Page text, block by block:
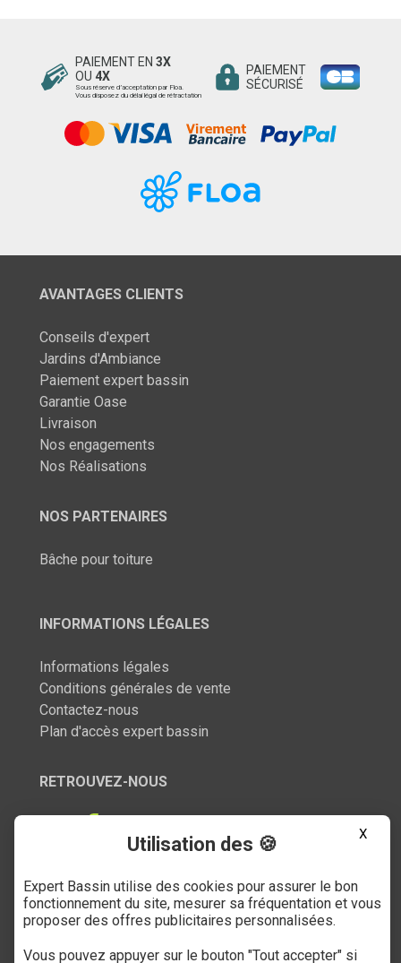
PAIEMENT EN 3X
OU 4X
Sous réserve d’acceptation par Floa.
Vous disposez du délai légal de rétractation
PAIEMENT
SÉCURISÉ
AVANTAGES CLIENTS
Conseils d'expert
Jardins d'Ambiance
Paiement expert bassin
Garantie Oase
Livraison
Nos engagements
Nos Réalisations
NOS PARTENAIRES
Bâche pour toiture
INFORMATIONS LÉGALES
Informations légales
Conditions générales de vente
Contactez-nous
Plan d'accès expert bassin
RETROUVEZ-NOUS
SERVICE CLIENT
03 27 89 21 52
X
Utilisation des 🍪
Expert Bassin utilise des cookies pour assurer le bon
fonctionnement du site, mesurer sa fréquentation et vous
proposer des offres publicitaires personnalisées.
Vous pouvez appuyer sur le bouton "Tout accepter" si